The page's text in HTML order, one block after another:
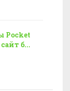
Pocket
б...